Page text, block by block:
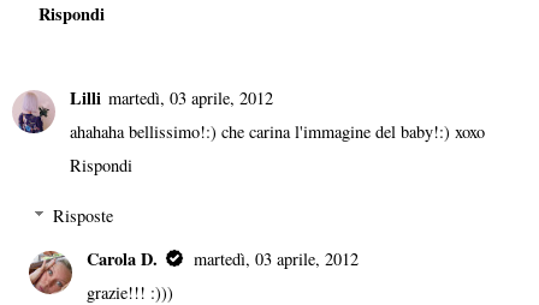
Rispondi
Lilli martedì, 03 aprile, 2012
ahahaha bellissimo!:) che carina l'immagine del baby!:) xoxo
Rispondi
Risposte
Carola D.
martedì, 03 aprile, 2012
grazie!!! :)))